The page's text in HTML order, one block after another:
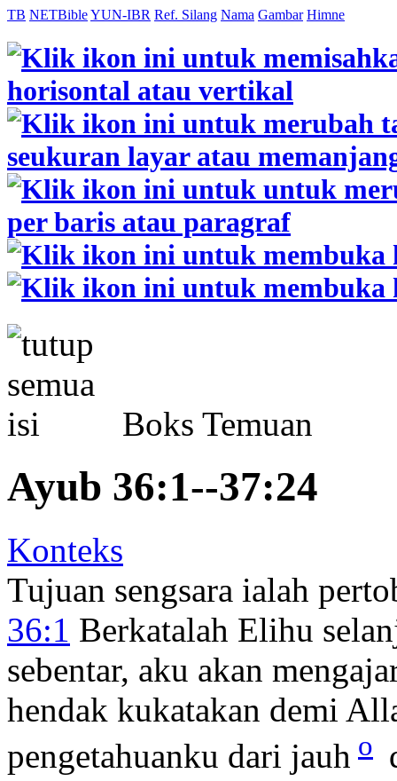
TB NETBibleYUN-IBR Ref. Silang Nama Gambar Himne
Boks Temuan
Ayub 36:1--37:24
Konteks
Tujuan sengsara ialah
36:1 Berkatalah Elihu
sebentar, aku akan
hendak kukatakan demi
pengetahuanku dari jauh o